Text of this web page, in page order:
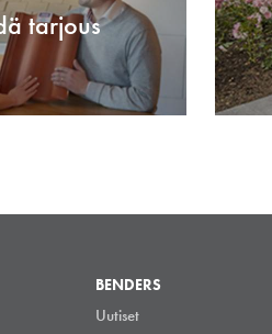
tarjous
BENDERS
Uutiset